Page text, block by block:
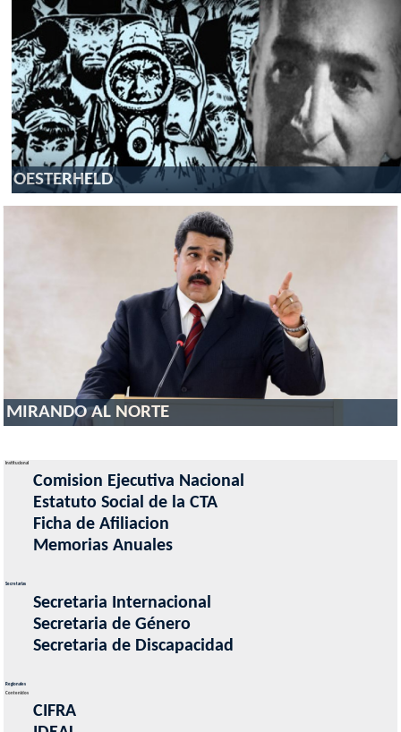
OESTERHELD
MIRANDO AL NORTE
Institucional
Comision Ejecutiva Nacional
Estatuto Social de la CTA
Ficha de Afiliacion
Memorias Anuales
Secretarias
Secretaria Internacional
Secretaria de Género
Secretaria de Discapacidad
Regionales
Contenidos
CIFRA